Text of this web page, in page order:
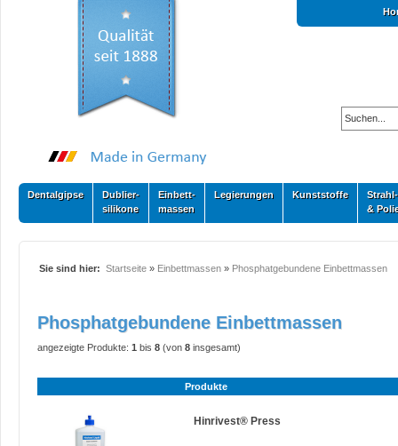
Dentalgipse
Dublier-
silikone
Einbett-
massen
Legierungen Kunststoffe
Strahl-
&
Sie sind hier: Startseite » Einbettmassen » Phosphatgebundene Einbettmassen
Phosphatgebundene Einbettmassen
angezeigte Produkte: 1 bis 8 (von 8 insgesamt)
Produkte
Hinrivest® Press